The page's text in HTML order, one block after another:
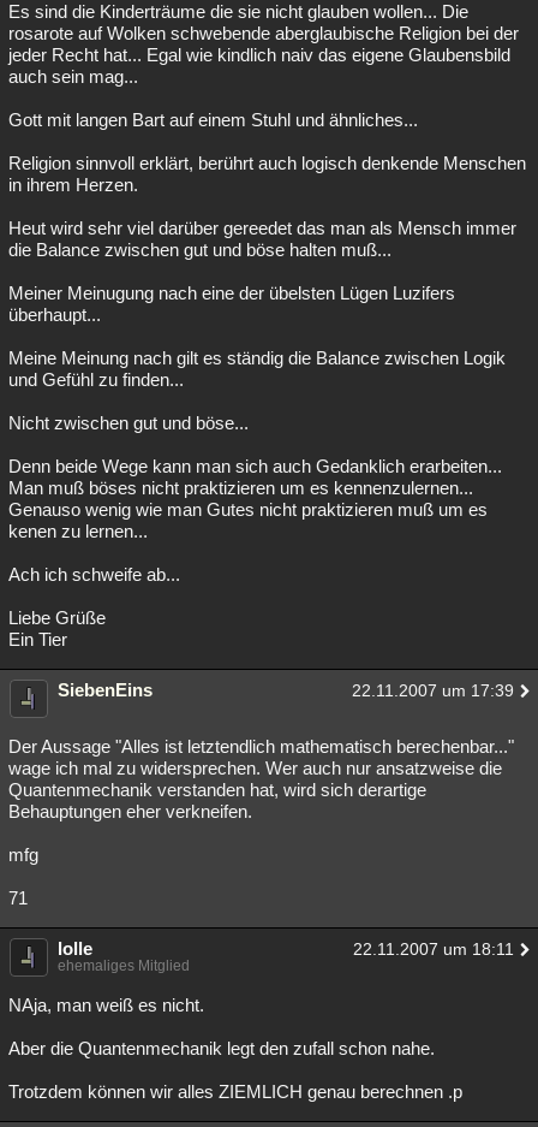
Es sind die Kinderträume die sie nicht glauben wollen... Die
rosarote auf Wolken schwebende aberglaubische Religion bei der
jeder Recht hat... Egal wie kindlich naiv das eigene Glaubensbild
auch sein mag...
Gott mit langen Bart auf einem Stuhl und ähnliches...
Religion sinnvoll erklärt, berührt auch logisch denkende Menschen
in ihrem Herzen.
Heut wird sehr viel darüber gereedet das man als Mensch immer
die Balance zwischen gut und böse halten muß...
Meiner Meinugung nach eine der übelsten Lügen Luzifers
überhaupt...
Meine Meinung nach gilt es ständig die Balance zwischen Logik
und Gefühl zu finden...
Nicht zwischen gut und böse...
Denn beide Wege kann man sich auch Gedanklich erarbeiten...
Man muß böses nicht praktizieren um es kennenzulernen...
Genauso wenig wie man Gutes nicht praktizieren muß um es
kenen zu lernen...
Ach ich schweife ab...
Liebe Grüße
Ein Tier
SiebenEins 22.11.2007 um 17:39
Der Aussage "Alles ist letztendlich mathematisch berechenbar..."
wage ich mal zu widersprechen. Wer auch nur ansatzweise die
Quantenmechanik verstanden hat, wird sich derartige
Behauptungen eher verkneifen.
mfg
71
lolle 22.11.2007 um 18:11
ehemaliges Mitglied
NAja, man weiß es nicht.
Aber die Quantenmechanik legt den zufall schon nahe.
Trotzdem können wir alles ZIEMLICH genau berechnen .p